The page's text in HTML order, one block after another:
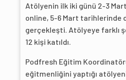
Atölyenin ilk iki günü 2-3
online, 5-6 Mart tarihlerinde
gerçekleşti. Atölyeye farklı
12 kişi katıldı.
Podfresh Eğitim
eğitmenliğini yaptığı